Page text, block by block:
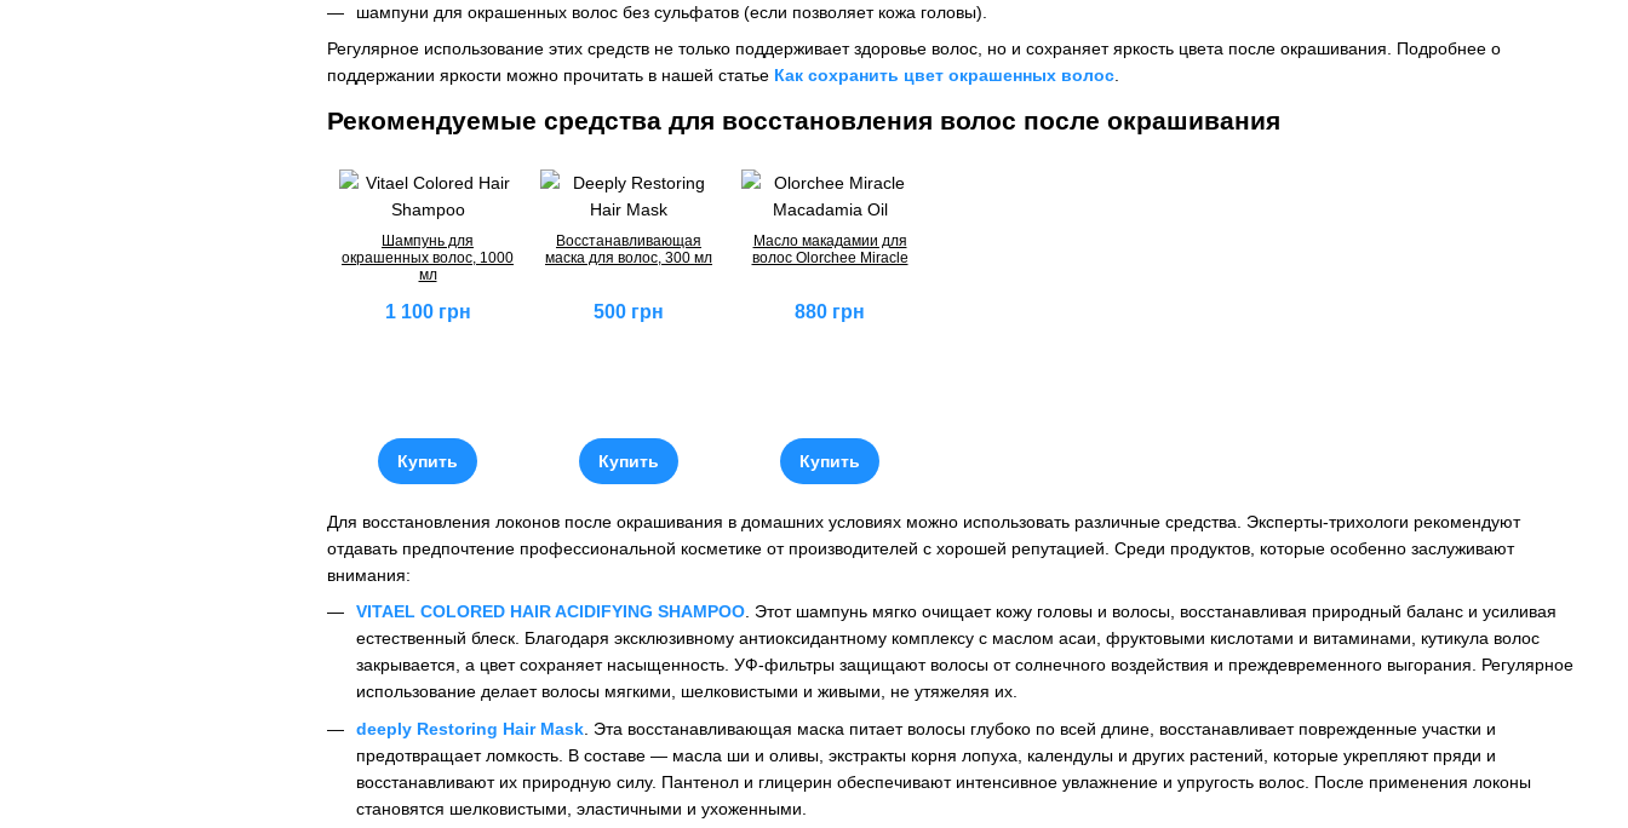
шампуни для окрашенных волос без сульфатов (если позволяет кожа головы).
Регулярное использование этих средств не только поддерживает здоровье волос, но и сохраняет яркость цвета после окрашивания. Подробнее о
поддержании яркости можно прочитать в нашей статье Как сохранить цвет окрашенных волос
Рекомендуемые средства для восстановления волос после окрашивания
Шампунь для
окрашенных волос, 1000
мл
1 100 грн
Купить
Восстанавливающая
маска для волос, 300 мл
500 грн
Купить
Масло макадамии для
волос Olorchee Miracle
880 грн
Купить
Для восстановления локонов после окрашивания в домашних условиях можно использовать различные средства. Эксперты-трихологи рекомендуют
отдавать предпочтение профессиональной косметике от производителей с хорошей репутацией. Среди продуктов, которые особенно заслуживают
внимания:
VITAEL COLORED HAIR ACIDIFYING SHAMPOO. Этот шампунь мягко очищает кожу головы и волосы, восстанавливая природный баланс и усиливая
естественный блеск. Благодаря эксклюзивному антиоксидантному комплексу с маслом асаи, фруктовыми кислотами и витаминами, кутикула волос
закрывается, а цвет сохраняет насыщенность. УФ-фильтры защищают волосы от солнечного воздействия и преждевременного выгорания. Регулярное
использование делает волосы мягкими, шелковистыми и живыми, не утяжеляя их.
deeply Restoring Hair Mask . Эта восстанавливающая маска питает волосы глубоко по всей длине, восстанавливает поврежденные участки и
предотвращает ломкость. В составе — масла ши и оливы, экстракты корня лопуха, календулы и других растений, которые укрепляют пряди и
восстанавливают их природную силу. Пантенол и глицерин обеспечивают интенсивное увлажнение и упругость волос. После применения локоны
становятся шелковистыми, эластичными и ухоженными.